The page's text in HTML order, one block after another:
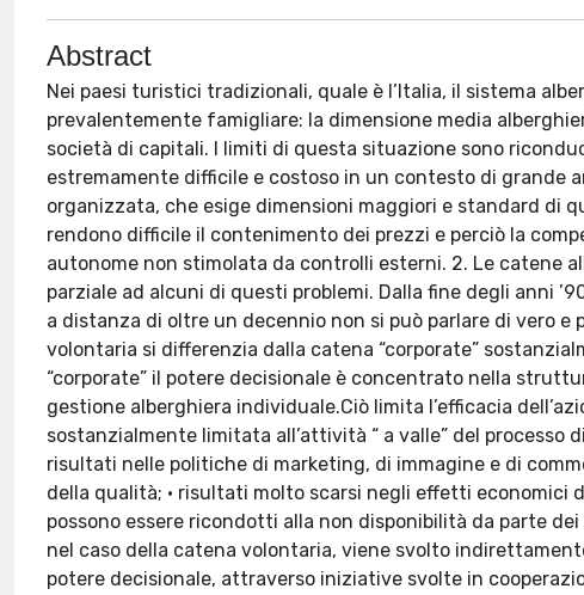
Abstract
Nei paesi turistici tradizionali, quale è l’Italia, il sistema
prevalentemente famigliare: la dimensione media
società di capitali. I limiti di questa situazione sono
estremamente difficile e costoso in un contesto di grande
organizzata, che esige dimensioni maggiori e standard di
rendono difficile il contenimento dei prezzi e perciò la
autonome non stimolata da controlli esterni. 2. Le catene
parziale ad alcuni di questi problemi. Dalla fine degli anni
a distanza di oltre un decennio non si può parlare di vero
volontaria si differenzia dalla catena “corporate”
“corporate” il potere decisionale è concentrato nella
gestione alberghiera individuale.Ciò limita l’efficacia
sostanzialmente limitata all’attività “ a valle” del processo
risultati nelle politiche di marketing, di immagine e di
della qualità; • risultati molto scarsi negli effetti economici
possono essere ricondotti alla non disponibilità da parte
nel caso della catena volontaria, viene svolto
potere decisionale, attraverso iniziative svolte in